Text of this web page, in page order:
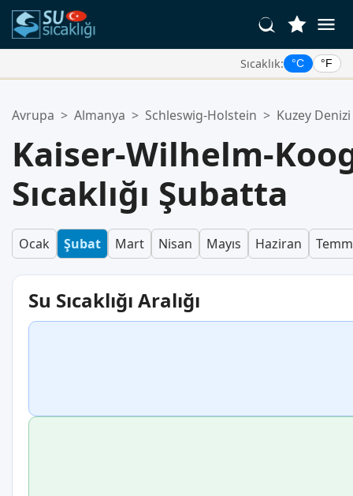
Sıcaklık: °C °F
Favoriler listeniz boş.
Avrupa > Almanya > Schleswig-Holstein > Kuzey Denizi
Kaiser-Wilhelm-
Sıcaklığı Şubatta
Ocak Şubat Mart Nisan Mayıs Haziran
Su Sıcaklığı Aralığı